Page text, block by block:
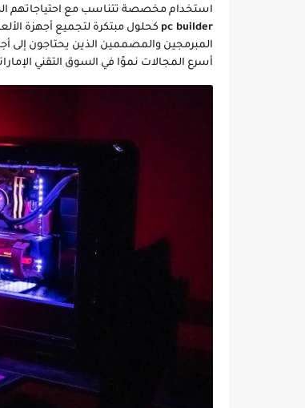
استخدام مخصصة تتناسب مع احتياجاتهم
pc builder كحلول مبتكرة لتجميع أجهزة
المبرمجين والمصممين الذين يحتاجون
أسرع المجالات نموًا في السوق التقني